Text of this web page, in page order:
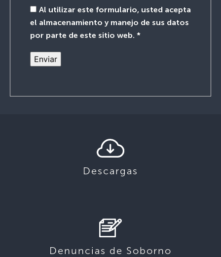
Al utilizar este formulario, usted acepta
el almacenamiento y manejo de sus datos
por parte de este sitio web. *
Descargas
Denuncias de Soborno